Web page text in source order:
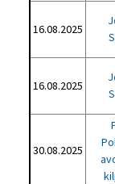
16.08.2025
16.08.2025
30.08.2025